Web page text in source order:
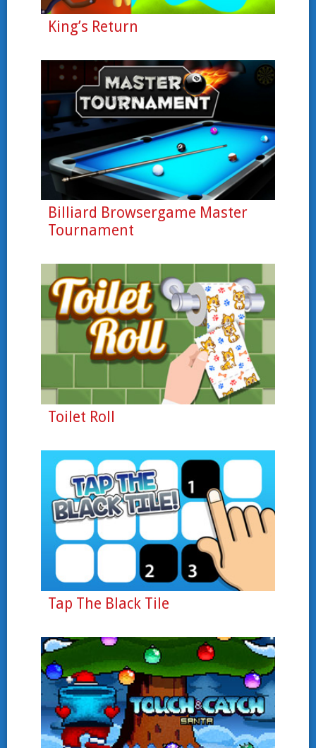
King’s Return
Billiard Browsergame Master
Tournament
Toilet Roll
Tap The Black Tile